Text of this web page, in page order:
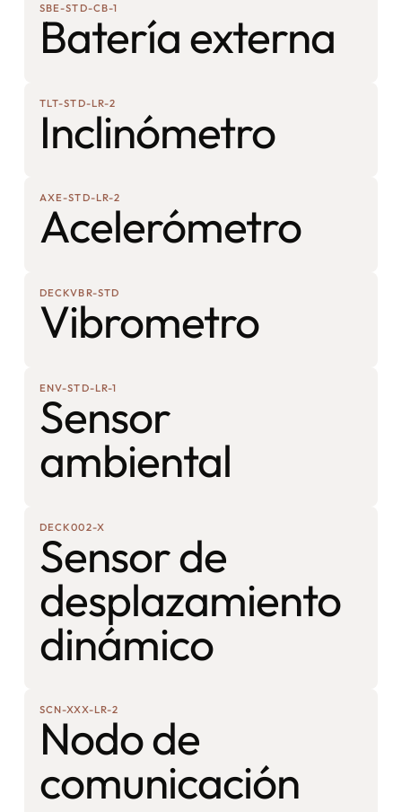
SBE-STD-CB-1
Batería externa
TLT-STD-LR-2
Inclinómetro
AXE-STD-LR-2
Acelerómetro
DECKVBR-STD
Vibrometro
ENV-STD-LR-1
Sensor
ambiental
DECK002-X
Sensor de
desplazamiento
dinámico
SCN-XXX-LR-2
Nodo de
comunicación